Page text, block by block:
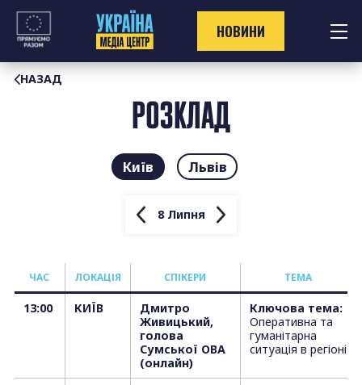
Перейти
контенту
НОВИНИ
НАЗАД
РОЗКЛАД
Київ Львів
8 Липня
ЧАС ЛОКАЦІЯ СПІКЕРИ ТЕМА
13:00 КИЇВ
Дмитро
Живицький,
голова
Сумської ОВА
(онлайн)
Ключова тема:
Оперативна та
гуманітарна
ситуація в регіоні